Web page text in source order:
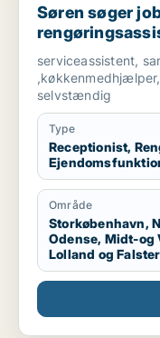
Søren søger
serviceassistent,
selvstændig
Type
Receptionist,
Område
Storkøbenhavn,
Odense, Midt-
Lolland og